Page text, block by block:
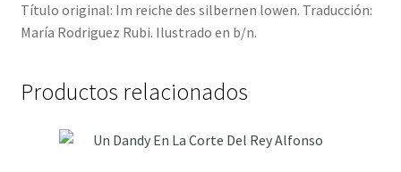
Título original: Im reiche des silbernen lowen. Traducción:
María Rodriguez Rubi. Ilustrado en b/n.
Productos relacionados